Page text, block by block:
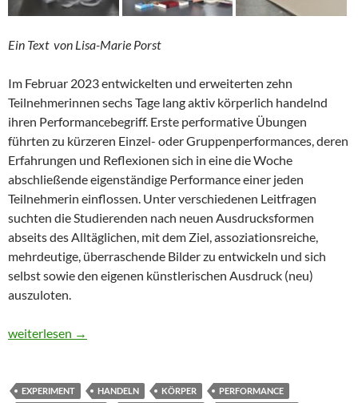
Ein Text von Lisa-Marie Porst
Im Februar 2023 entwickelten und erweiterten zehn
Teilnehmerinnen sechs Tage lang aktiv körperlich handelnd
ihren Performancebegriff. Erste performative Übungen
führten zu kürzeren Einzel- oder Gruppenperformances, deren
Erfahrungen und Reflexionen sich in eine die Woche
abschließende eigenständige Performance einer jeden
Teilnehmerin einflossen. Unter verschiedenen Leitfragen
suchten die Studierenden nach neuen Ausdrucksformen
abseits des Alltäglichen, mit dem Ziel, assoziationsreiche,
mehrdeutige, überraschende Bilder zu entwickeln und sich
selbst sowie den eigenen künstlerischen Ausdruck (neu)
auszuloten.
Unstillbare (Neu)gier. Performance Art als Kunst des Handelns
weiterlesen →
EXPERIMENT HANDELN KÖRPER
PERFORMANCE